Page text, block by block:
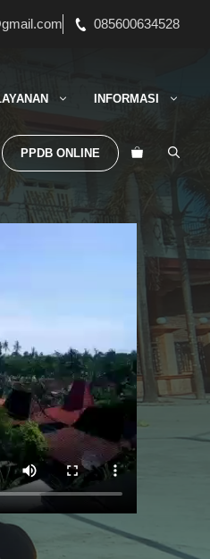
085600634528
INFORMASI
PPDB ONLINE